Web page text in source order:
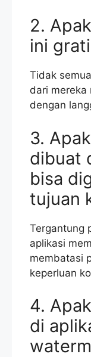
2.
ini
Tidak
dari mereka
dengan
3.
dibuat
bisa
tujuan
Tergantung
aplikasi
membatasi
keperluan
4.
di